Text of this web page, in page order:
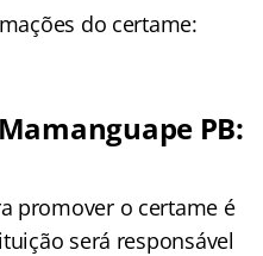
do certame:
PB:
promover o certame é
será responsável